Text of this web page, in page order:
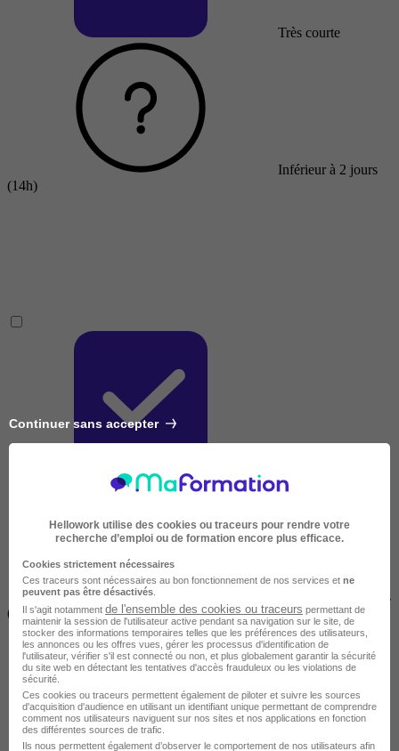
Très courte
Inférieur à 2 jours
(14h)
2 jours à 2 semaines
(14h à 70h)
Continuer sans accepter
Hellowork utilise des cookies ou traceurs pour rendre votre
recherche d’emploi ou de formation encore plus efficace.
Cookies strictement nécessaires
Ces traceurs sont nécessaires au bon fonctionnement de nos services et ne
peuvent pas être désactivés
Il s'agit notamment de l'ensemble des cookies ou traceurs permettant de
maintenir la session de l'utilisateur active pendant sa navigation sur le site, de
stocker des informations temporaires telles que les préférences des utilisateurs,
les annonces ou les offres vues, gérer les processus d'identification de
l'utilisateur, vérifier s'il est connecté ou non, et plus globalement garantir la sécurité
du site web en détectant les tentatives d'accès frauduleux ou les violations de
sécurité.
Ces cookies ou traceurs permettent également de piloter et suivre les sources
d'acquisition d'audience en utilisant un identifiant unique permettant de comprendre
comment nos utilisateurs naviguent sur nos sites et nos applications en fonction
des différentes sources de trafic.
Ils nous permettent également d’observer le comportement de nos utilisateurs afin